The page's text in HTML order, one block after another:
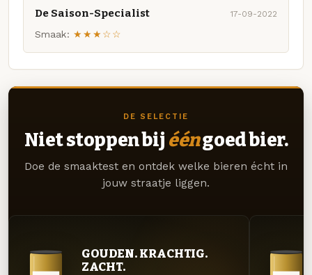
De Saison-Specialist 17-09-2022
Smaak: ★★★☆☆
DE SELECTIE
Niet stoppen bij ééngoed bier.
Doe de smaaktest en ontdek welke bieren écht in
jouw straatje liggen.
GOUDEN. KRACHTIG.
ZACHT.